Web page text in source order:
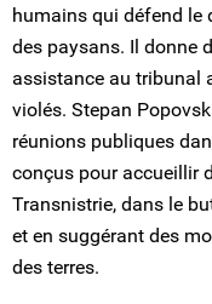
humains qui défend le
des paysans. Il donne
assistance au tribunal
violés. Stepan
réunions publiques
conçus pour accueillir
Transnistrie, dans le
et en suggérant des
des terres.